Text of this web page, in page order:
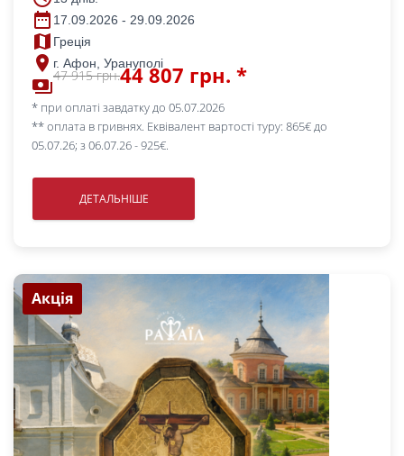
date_range 17.09.2026 - 29.09.2026
map Греція
place г. Афон, Урануполі
payments
47 915 грн.44 807 грн. *
* при оплаті завдатку до 05.07.2026
** оплата в гривнях. Еквівалент вартості туру: 865€ до
05.07.26; з 06.07.26 - 925€.
ДЕТАЛЬНІШЕ
Акція